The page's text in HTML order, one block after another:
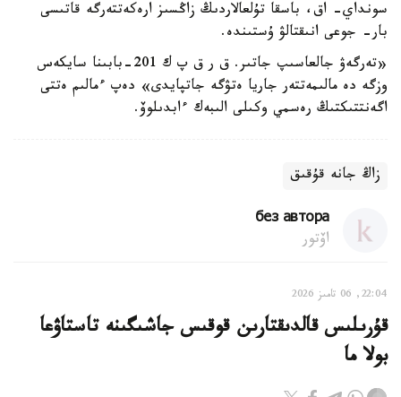
سونداي- اق، باسقا تۇلعالاردىڭ زاڭسىز ارەكەتتەرگە قاتىسى
بار- جوعى انىقتالۋ ۇستىندە.
«تەرگەۋ جالعاسىپ جاتىر. ق ر ق پ ك 201-بابىنا سايكەس
وزگە دە مالىمەتتەر جاريا ەتۋگە جاتپايدى» دەپ ءمالىم ەتتى
اگەنتتىكتىڭ رەسمي وكىلى الىبەك ءابدىلوۆ.
زاڭ جانە قۇقىق
без автора
اۆتور
22:04, 06 تامىز 2026
قۇرىلىس قالدىقتارىن قوقىس جاشىگىنە تاستاۋعا
بولا ما